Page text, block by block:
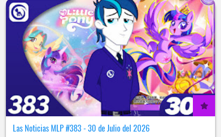
Las Noticias MLP #383 - 30 de Julio del 2026